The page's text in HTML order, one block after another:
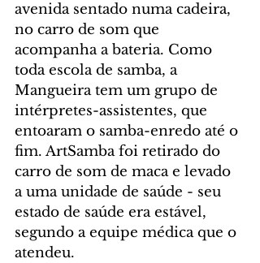
avenida sentado numa cadeira,
no carro de som que
acompanha a bateria. Como
toda escola de samba, a
Mangueira tem um grupo de
intérpretes-assistentes, que
entoaram o samba-enredo até o
fim. ArtSamba foi retirado do
carro de som de maca e levado
a uma unidade de saúde - seu
estado de saúde era estável,
segundo a equipe médica que o
atendeu.